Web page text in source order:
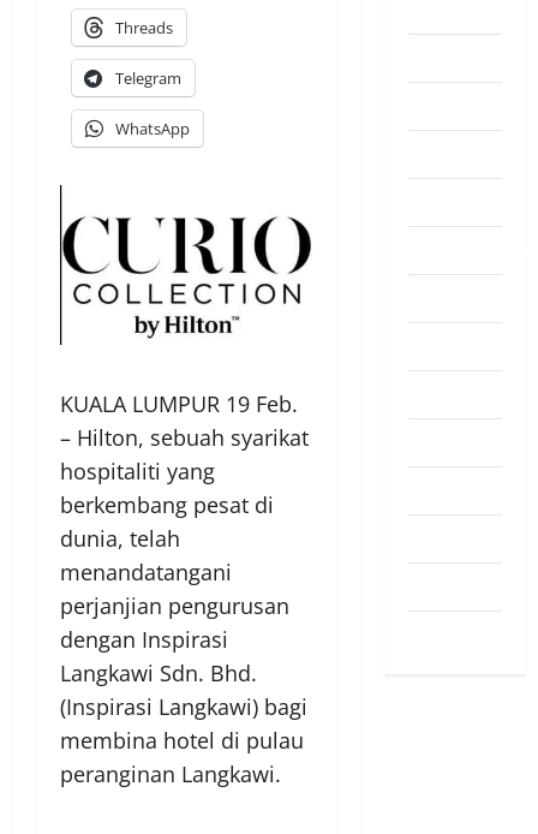
Threads
Telegram
WhatsApp
KUALA LUMPUR 19 Feb.
– Hilton, sebuah syarikat
hospitaliti yang
berkembang pesat di
dunia, telah
menandatangani
perjanjian pengurusan
dengan Inspirasi
Langkawi Sdn. Bhd.
(Inspirasi Langkawi) bagi
membina hotel di pulau
peranginan Langkawi.